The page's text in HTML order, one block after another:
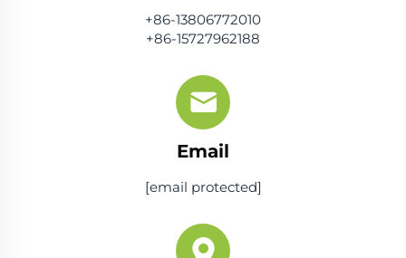
+86-13806772010
+86-15727962188
Email
[email protected]